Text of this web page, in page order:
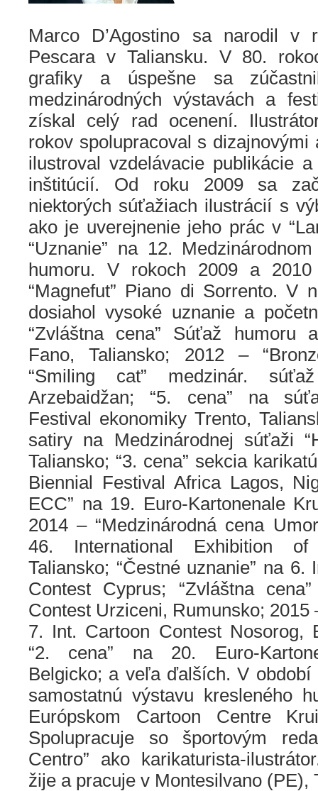
Marco D’Agostino sa narodil v
Pescara v Taliansku. V 80.
grafiky a úspešne sa
medzinárodných výstavách a
získal celý rad ocenení.
rokov spolupracoval s dizajnovými
ilustroval vzdelávacie publikácie
inštitúcií. Od roku 2009 sa
niektorých súťažiach ilustrácií s
ako je uverejnenie jeho prác v
“Uznanie” na 12.
humoru. V rokoch 2009 a
“Magnefut” Piano di Sorrento. V
dosiahol vysoké uznanie a
“Zvláštna cena” Súťaž humoru
Fano, Taliansko; 2012 –
“Smiling cat” medzinár.
Arzebaidžan; “5. cena” na
Festival ekonomiky Trento,
satiry na Medzinárodnej súťaži
Taliansko; “3. cena” sekcia
Biennial Festival Africa Lagos,
ECC” na 19. Euro-Kartonenale
2014 – “Medzinárodná cena
46. International Exhibition of
Taliansko; “Čestné uznanie” na 6.
Contest Cyprus; “Zvláštna
Contest Urziceni, Rumunsko; 2015
7. Int. Cartoon Contest Nosorog,
“2. cena” na 20. Euro-
Belgicko; a veľa ďalších. V
samostatnú výstavu kresleného
Európskom Cartoon Centre
Spolupracuje so športovým
Centro” ako karikaturista-
žije a pracuje v Montesilvano (PE),